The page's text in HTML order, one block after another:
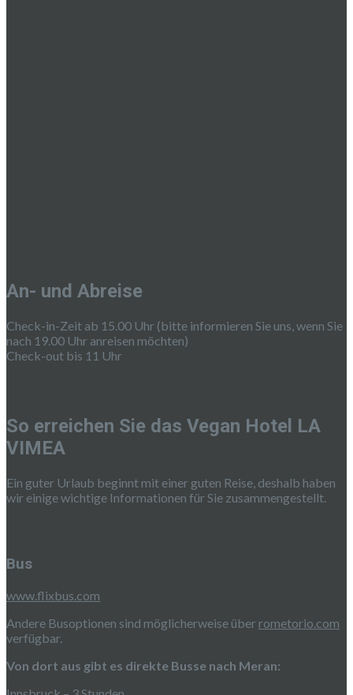
An- und Abreise
Check-in-Zeit ab 15.00 Uhr (bitte informieren Sie uns, wenn Sie
nach 19.00 Uhr anreisen möchten)
Check-out bis 11 Uhr
So erreichen Sie das Vegan Hotel LA
VIMEA
Ein guter Urlaub beginnt mit einer guten Reise, deshalb haben
wir einige wichtige Informationen für Sie zusammengestellt.
Bus
www.flixbus.com
Andere Busoptionen sind möglicherweise über rometorio.com
verfügbar.
Von dort aus gibt es direkte Busse nach Meran: